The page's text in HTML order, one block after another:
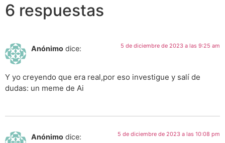
6 respuestas
Anónimo dice: 5 de diciembre de 2023 a las 9:25 am
Y yo creyendo que era real,por eso investigue y salí de
dudas: un meme de Ai
Anónimo dice: 5 de diciembre de 2023 a las 10:08 pm